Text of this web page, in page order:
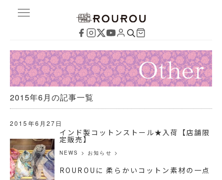
2015年6月の記事一覧
2015年6月27日
インド製コットンストール★入荷【店舗限
定販売】
NEWS > お知らせ >
ROUROUに 柔らかいコットン素材の一点